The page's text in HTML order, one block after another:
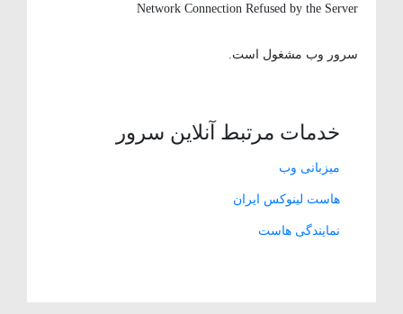
Network Connection Refused by the Server
سرور وب مشغول است.
خدمات مرتبط آنلاین سرور
میزبانی وب
هاست لینوکس ایران
نمایندگی هاست